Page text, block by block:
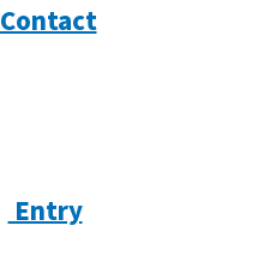
Contact
Entry